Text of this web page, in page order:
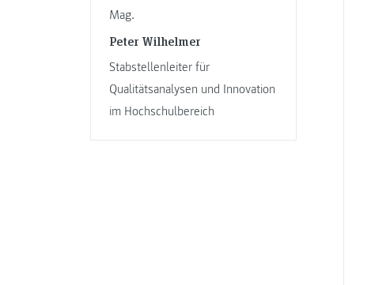
Mag.
Peter Wilhelmer
Stabstellenleiter für
Qualitätsanalysen und Innovation
im Hochschulbereich